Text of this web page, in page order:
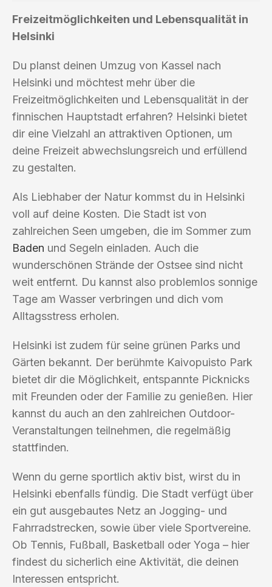
Freizeitmöglichkeiten und Lebensqualität in
Helsinki
Du planst deinen Umzug von Kassel nach
Helsinki und möchtest mehr über die
Freizeitmöglichkeiten und Lebensqualität in der
finnischen Hauptstadt erfahren? Helsinki bietet
dir eine Vielzahl an attraktiven Optionen, um
deine Freizeit abwechslungsreich und erfüllend
zu gestalten.
Als Liebhaber der Natur kommst du in Helsinki
voll auf deine Kosten. Die Stadt ist von
zahlreichen Seen umgeben, die im Sommer zum
Baden und Segeln einladen. Auch die
wunderschönen Strände der Ostsee sind nicht
weit entfernt. Du kannst also problemlos sonnige
Tage am Wasser verbringen und dich vom
Alltagsstress erholen.
Helsinki ist zudem für seine grünen Parks und
Gärten bekannt. Der berühmte Kaivopuisto Park
bietet dir die Möglichkeit, entspannte Picknicks
mit Freunden oder der Familie zu genießen. Hier
kannst du auch an den zahlreichen Outdoor-
Veranstaltungen teilnehmen, die regelmäßig
stattfinden.
Wenn du gerne sportlich aktiv bist, wirst du in
Helsinki ebenfalls fündig. Die Stadt verfügt über
ein gut ausgebautes Netz an Jogging- und
Fahrradstrecken, sowie über viele Sportvereine.
Ob Tennis, Fußball, Basketball oder Yoga – hier
findest du sicherlich eine Aktivität, die deinen
Interessen entspricht.